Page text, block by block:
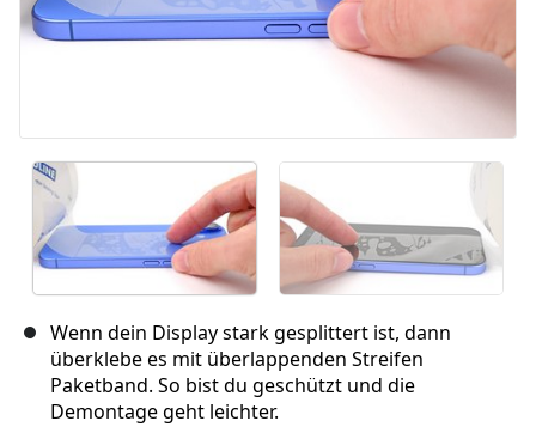
Wenn dein Display stark gesplittert ist, dann
überklebe es mit überlappenden Streifen
Paketband. So bist du geschützt und die
Demontage geht leichter.